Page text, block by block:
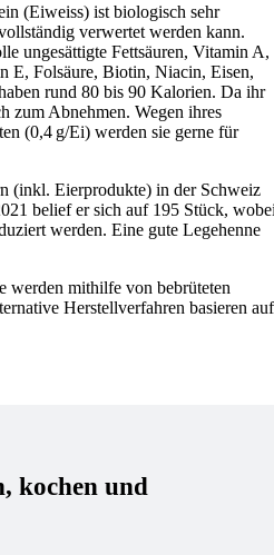
(Eiweiss) ist biologisch sehr
verwertet werden kann.
ungesättigte Fettsäuren, Vitamin A,
E, Folsäure, Biotin, Niacin, Eisen,
rund 80 bis 90 Kalorien. Da ihr
zum Abnehmen. Wegen ihres
(0,4 g/Ei) werden sie gerne für
(inkl. Eier­produkte) in der Schweiz
belief er sich auf 195 Stück,
werden. Eine gute Legehenne
werden mithilfe von bebrüteten
Herstellverfahren basieren auf
kochen und